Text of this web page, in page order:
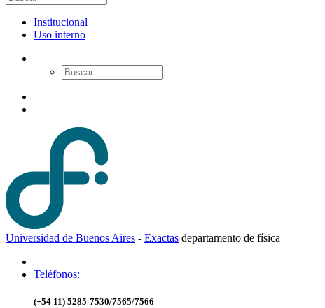
Institucional
Uso interno
Universidad de Buenos Aires - Exactas departamento de física
Teléfonos:
(+54 11) 5285-7530/7565/7566